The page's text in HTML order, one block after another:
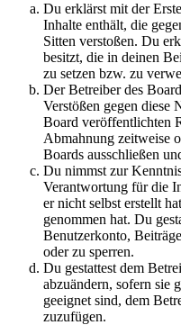
Du erklärst mit der
Inhalte enthält, die
Sitten verstoßen. Du
besitzt, die in deinen
zu setzen bzw. zu
Der Betreiber des
Verstößen gegen diese
Board veröffentlichten
Abmahnung zeitweise
Boards ausschließen
Du nimmst zur
Verantwortung für die
er nicht selbst erstellt
genommen hat. Du
Benutzerkonto,
oder zu sperren.
Du gestattest dem
abzuändern, sofern sie
geeignet sind, dem
zuzufügen.